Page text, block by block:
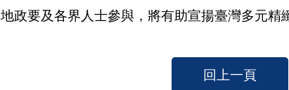
地政要及各界人士參與，將有助宣揚臺灣多元精
回上一頁